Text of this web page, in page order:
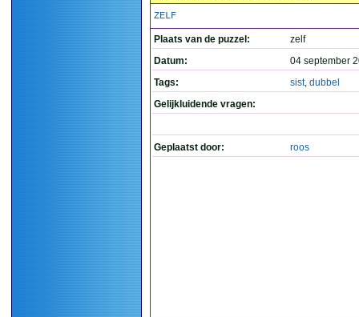
ZELF
Plaats van de puzzel:
zelf
Datum:
04 september
Tags:
sist, dubbel
Gelijkluidende vragen:
Geplaatst door: roos